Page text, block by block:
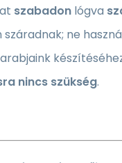
szabadon lógva
száradnak; ne
nincs szükség.